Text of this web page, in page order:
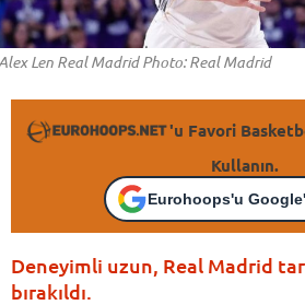
Len Real Madrid Photo: Real Madrid
'u Favori
Kullanın.
Eurohoops'u
Deneyimli uzun, Real Madrid
bırakıldı.